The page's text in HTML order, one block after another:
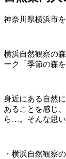
神奈川県横浜市
横浜自然観察の
ーク「季節の森
身近にある自然
あることを感じ
ら…。そんな思い
・横浜自然観察